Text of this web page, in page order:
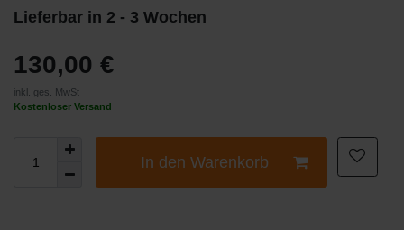
Lieferbar in 2 - 3 Wochen
130,00 €
inkl. ges. MwSt
Kostenloser Versand
In den Warenkorb